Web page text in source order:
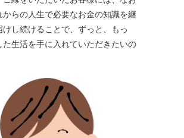
からの人生で必要なお金の知識を継
けし続けることで、ずっと、もっ
た生活を手に入れていただきたいの